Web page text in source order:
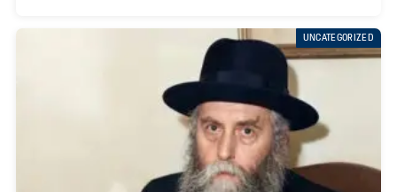
UNCATEGORIZED